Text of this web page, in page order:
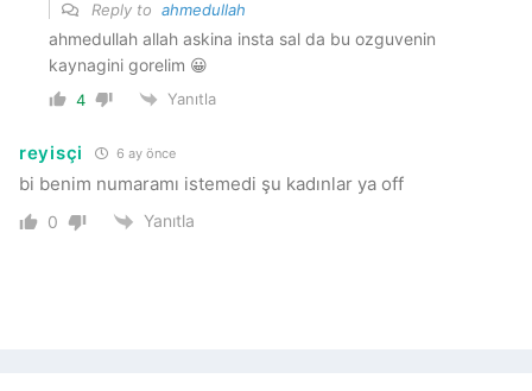
Reply to ahmedullah
ahmedullah allah askina insta sal da bu ozguvenin
kaynagini gorelim 😀
4 Yanıtla
reyisçi 6 ay önce
bi benim numaramı istemedi şu kadınlar ya off
0 Yanıtla